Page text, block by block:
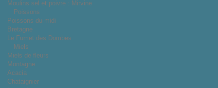
Moulins sel et poivre : Mirvine
Poissons
Poissons du midi
Bretagne
Le Fumet des Dombes
Miels
Miels de fleurs
Montagne
Acacia
Chataignier